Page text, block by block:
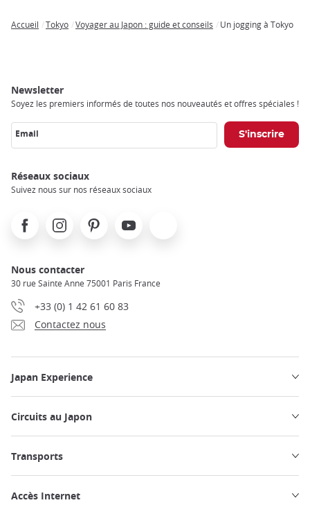
Accueil Tokyo Voyager au Japon : guide et conseils Un jogging à Tokyo
Newsletter
Soyez les premiers informés de toutes nos nouveautés et offres spéciales !
Email
Réseaux sociaux
Suivez nous sur nos réseaux sociaux
FacebookInstagramPinterest Youtube
Nous contacter
30 rue Sainte Anne 75001 Paris France
+33 (0) 1 42 61 60 83
Contactez nous
Japan Experience
Circuits au Japon
Transports
Accès Internet